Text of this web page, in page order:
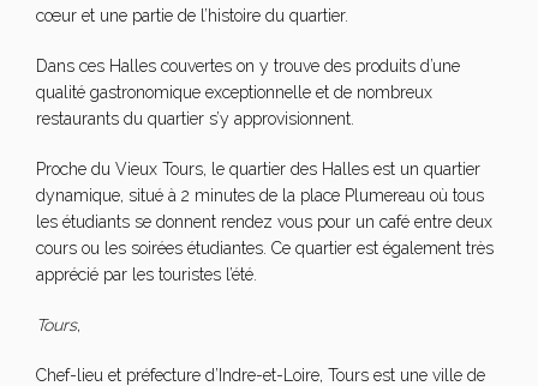
cœur et une partie de l’histoire du quartier.
Dans ces Halles couvertes on y trouve des produits d’une
qualité gastronomique exceptionnelle et de nombreux
restaurants du quartier s’y approvisionnent.
Proche du Vieux Tours, le quartier des Halles est un quartier
dynamique, situé à 2 minutes de la place Plumereau où tous
les étudiants se donnent rendez vous pour un café entre deux
cours ou les soirées étudiantes. Ce quartier est également très
apprécié par les touristes l’été.
Tours,
Chef-lieu et préfecture d’Indre-et-Loire, Tours est une ville de